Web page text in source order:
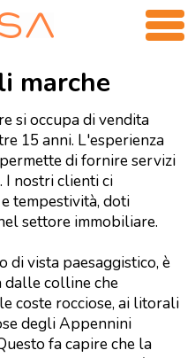
marche
si occupa di vendita
15 anni. L'esperienza
di fornire servizi
I nostri clienti ci
tempestività, doti
settore immobiliare.
di vista paesaggistico, è
dalle colline che
coste rocciose, ai litorali
degli Appennini
fa capire che la